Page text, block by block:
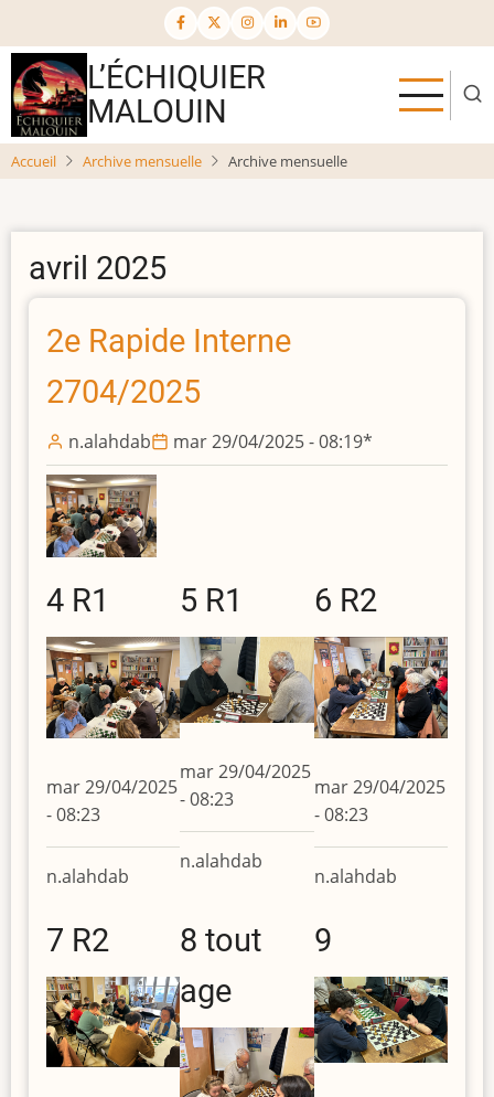
au
contenu
principal
L’ÉCHIQUIER
MALOUIN
Accueil Archive mensuelle Archive mensuelle
avril 2025
2e Rapide Interne
2704/2025
n.alahdab mar 29/04/2025 - 08:19*
4 R1
mar 29/04/2025
- 08:23
n.alahdab
5 R1
mar 29/04/2025
- 08:23
n.alahdab
6 R2
mar 29/04/2025
- 08:23
n.alahdab
7 R2
8 tout
age
9